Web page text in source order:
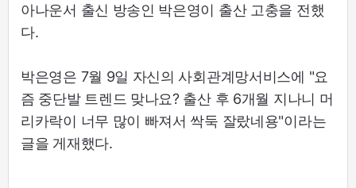
아나운서 출신 방송인 박은영이 출산 고충을 전했
다.
박은영은 7월 9일 자신의 사회관계망서비스에 "요
즘 중단발 트렌드 맞나요? 출산 후 6개월 지나니 머
리카락이 너무 많이 빠져서 싹둑 잘랐네용"이라는
글을 게재했다.